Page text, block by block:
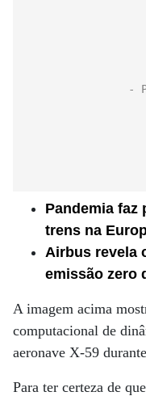
Pandemia faz
trens na
Airbus revela
emissão zero
A imagem acima
computacional de
aeronave X-59
Para ter certeza de